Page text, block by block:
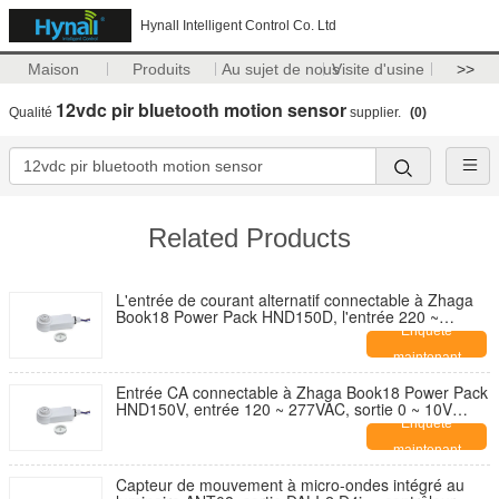
Hynall Intelligent Control Co. Ltd
Maison Produits Au sujet de nousVisite d'usine >>
Qualité 12vdc pir bluetooth motion sensor supplier. (0)
Related Products
L'entrée de courant alternatif connectable à Zhaga
Book18 Power Pack HND150D, l'entrée 220 ~
240VAC, la sortie DALI, l'alimentation électrique
intégrée DALI-2 bus à l'intérieur, pour fonctionner
avec toutes les têtes de capteurs standard Zhaga
Book18 DALI.
Enquête
maintenant
Entrée CA connectable à Zhaga Book18 Power Pack
HND150V, entrée 120 ~ 277VAC, sortie 0 ~ 10V
signal d'atténuation, avec relais à l'intérieur, pour
fonctionner avec toutes les têtes de capteur
standard Zhaga Book18 0 ~ 10V.
Enquête
maintenant
Capteur de mouvement à micro-ondes intégré au